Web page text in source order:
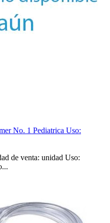
No. 1 Pediatrica Uso:
de venta: unidad Uso: